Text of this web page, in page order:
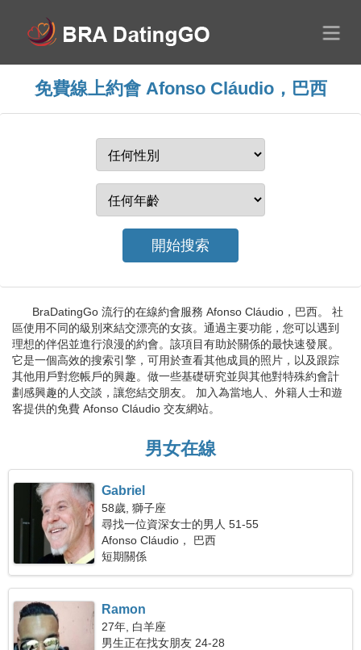
免費線上約會 Afonso Cláudio，巴西
BraDatingGo 流行的在線約會服務 Afonso Cláudio，巴西。 社
區使用不同的級別來結交漂亮的女孩。通過主要功能，您可以遇到
理想的伴侶並進行浪漫的約會。該項目有助於關係的最快速發展。
它是一個高效的搜索引擎，可用於查看其他成員的照片，以及跟踪
其他用戶對您帳戶的興趣。做一些基礎研究並與其他對特殊約會計
劃感興趣的人交談，讓您結交朋友。 加入為當地人、外籍人士和遊
客提供的免費 Afonso Cláudio 交友網站。
男女在線
Gabriel
58歲, 獅子座
尋找一位資深女士的男人 51-55
Afonso Cláudio， 巴西
短期關係
Ramon
27年, 白羊座
男生正在找女朋友 24-28